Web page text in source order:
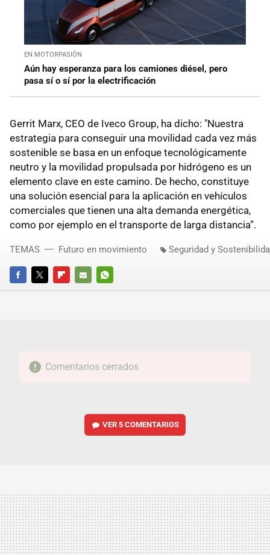
EN MOTORPASIÓN
Aún hay esperanza para los camiones diésel, pero
pasa sí o sí por la electrificación
Gerrit Marx, CEO de Iveco Group, ha dicho: "Nuestra
estrategia para conseguir una movilidad cada vez más
sostenible se basa en un enfoque tecnológicamente
neutro y la movilidad propulsada por hidrógeno es un
elemento clave en este camino. De hecho, constituye
una solución esencial para la aplicación en vehículos
comerciales que tienen una alta demanda energética,
como por ejemplo en el transporte de larga distancia”.
FACEBOOKTWITTERFLIPBOARD
E-
WHATSAPP
TEMAS Futuro en movimiento Seguridad y
Comentarios cerrados
VER5 COMENTARIOS